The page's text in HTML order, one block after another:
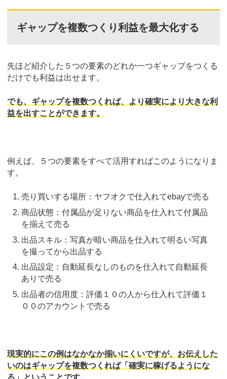
ギャップを複数つくり利益を最大化する
先ほど紹介した５つの要素のどれか一つギャップをつくる
だけでも利益は出せます。
でも、ギャップを複数つくれば、より確実により大きな利
益を出すことができます。
例えば、５つの要素をすべて活用すればこのようになりま
す。
売り買いする場所：ヤフオクで仕入れてebayで売る
商品状態：付属品が足りない商品を仕入れて付属品
を揃えて売る
出品スキル：写真が暗い商品を仕入れて明るい写真
を撮ってから出品する
出品設定：自動延長なしのものを仕入れて自動延長
ありで売る
出品者の信用度：評価１０の人から仕入れて評価１
００のアカウントで売る
現実的にこの例はなかなか揃いにくいですが、お伝えした
いのはギャップを複数つくれば「確実に稼げるようにな